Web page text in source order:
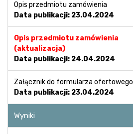
Opis przedmiotu zamówienia
Data publikacji: 23.04.2024
Opis przedmiotu zamówienia
(aktualizacja)
Data publikacji: 24.04.2024
Załącznik do formularza ofertowego
Data publikacji: 23.04.2024
Wyniki